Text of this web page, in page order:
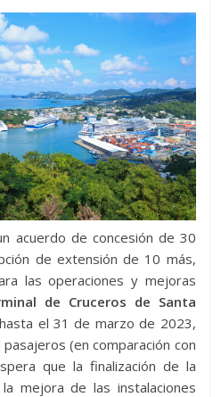
acuerdo de concesión de 30
de extensión de 10 más,
las operaciones y mejoras
de Cruceros de Santa
el 31 de marzo de 2023,
(en comparación con
que la finalización de la
mejora de las instalaciones